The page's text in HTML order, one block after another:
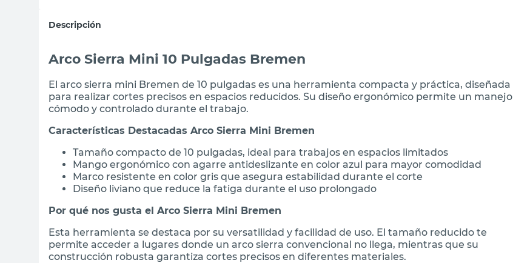
Descripción
Arco Sierra Mini 10 Pulgadas Bremen
El arco sierra mini Bremen de 10 pulgadas es una herramienta compacta y práctica, diseñada
para realizar cortes precisos en espacios reducidos. Su diseño ergonómico permite un manejo
cómodo y controlado durante el trabajo.
Características Destacadas Arco Sierra Mini Bremen
Tamaño compacto de 10 pulgadas, ideal para trabajos en espacios limitados
Mango ergonómico con agarre antideslizante en color azul para mayor comodidad
Marco resistente en color gris que asegura estabilidad durante el corte
Diseño liviano que reduce la fatiga durante el uso prolongado
Por qué nos gusta el Arco Sierra Mini Bremen
Esta herramienta se destaca por su versatilidad y facilidad de uso. El tamaño reducido te
permite acceder a lugares donde un arco sierra convencional no llega, mientras que su
construcción robusta garantiza cortes precisos en diferentes materiales.